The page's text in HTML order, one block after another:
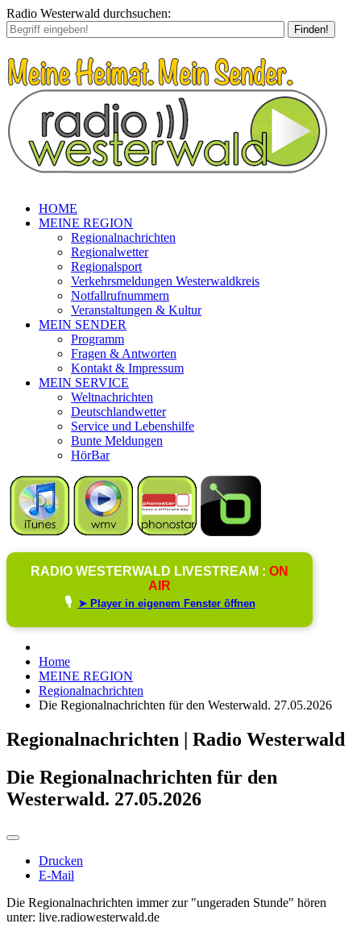
Radio Westerwald durchsuchen:
Finden!
HOME
MEINE REGION
Regionalnachrichten
Regionalwetter
Regionalsport
Verkehrsmeldungen Westerwaldkreis
Notfallrufnummern
Veranstaltungen & Kultur
MEIN SENDER
Programm
Fragen & Antworten
Kontakt & Impressum
MEIN SERVICE
Weltnachrichten
Deutschlandwetter
Service und Lebenshilfe
Bunte Meldungen
HörBar
RADIO WESTERWALD LIVESTREAM : ON
AIR
🎙️ ➤ Player in eigenem Fenster öffnen
Home
MEINE REGION
Regionalnachrichten
Die Regionalnachrichten für den Westerwald. 27.05.2026
Regionalnachrichten | Radio Westerwald
Die Regionalnachrichten für den
Westerwald. 27.05.2026
Drucken
E-Mail
Die Regionalnachrichten immer zur "ungeraden Stunde" hören
unter: live.radiowesterwald.de